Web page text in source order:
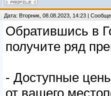
Дата: Вторник, 08.08.2023, 14:23 |
Обратившись в
получите ряд
- Доступные
от вашего